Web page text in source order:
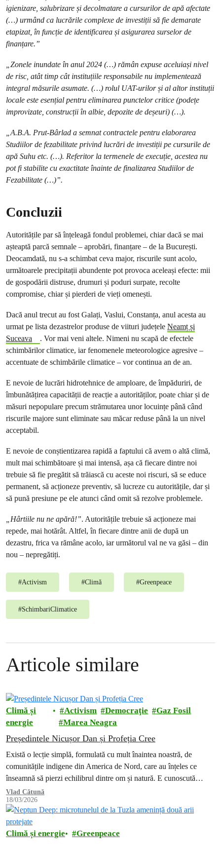
igienizare, salubrizare și decolmatare a cursurilor de apă afectate
(…) urmând ca lucrările complexe de investiții să fie demarate
etapizat, în funcție de identificarea și asigurarea surselor de
finanțare.”
„Zonele inundate în anul 2024 (…) rămân expuse aceluiași nivel
de risc, atât timp cât instituțiile responsabile nu implementează
integral măsurile asumate. (…) rolul UAT-urilor și al altor instituții
locale este esențial pentru eliminarea punctelor critice (podețe
improvizate, construcții în albie, depozite de deșeuri) (…).
„A.B.A. Prut-Bârlad a semnat contractele pentru elaborarea
Studiilor de fezabilitate privind lucrări de investiții pe cursurile de
apă Suhu etc. (…). Referitor la termenele de execuție, acestea nu
pot fi stabilite cu exactitate înainte de finalizarea Studiilor de
Fezabilitate (…)”.
Concluzii
Autoritățile par să înțeleagă fondul problemei, chiar dacă se mai
așteaptă parcă semnale – aprobări, finanțare – de la București.
Deocamdată, nu s-a schimbat ceva major, riscurile sunt acolo,
următoarele precipitații abundente pot provoca aceleași efecte: mii
de gospodării distruse, drumuri și poduri surpate, recolte
compromise, chiar și pierderi de vieți omenești.
Dacă anul trecut au fost Galați, Vaslui, Constanța, anul acesta au
urmat pe lista dezastrelor produse de viituri județele Neamț și
Suceava
. Vor mai veni altele. Nimeni nu scapă de efectele
schimbărilor climatice, iar fenomenele meteorologice agresive –
accentuate de schimbările climatice – vor continua an de an.
E nevoie de lucrări hidrotehnice de amploare, de împăduriri, de
îmbunătățirea capacității de reacție a autorităților, poate chiar și de
măsuri nepopulare precum strămutarea unor locuințe până când
riscurile majore sunt eliminate sau măcar reduse până la un nivel
acceptabil.
E nevoie de conștientizarea rapidă a faptului că avem o altă climă,
mult mai schimbătoare și mai intensă, așa că fiecare dintre noi
trebuie să fie pregătit să trăiască cu aceste noi riscuri, să se educe
permanent, să acționeze preventiv, să lucreze cu autoritățile, dar și
să pună presiune pe ele atunci când omit să rezolve problemele.
„Hârtiile nu ne apără!”. Autoritățile trebuie să acționeze mai
repede, mai hotărât. Altfel, în fiecare dintre anii de după un
dezastru, frica va rămâne acolo, iar următorul val ne va găsi – din
nou – nepregătiți.
#Activism #Climă #Greenpeace
#SchimbariClimatice
Articole similare
Climă și
energie
Activism Democraţie
Gaz Fosil
Marea Neagra
Președintele Nicușor Dan și Profeția Cree
Există o lecție simplă, formulată cu mult înaintea noastră, de
comunitățile indigene din America de Nord, care au înțeles ce
înseamnă să pierzi echilibrul dintre om și natură. E cunoscută…
Vlad Cătună
18/03/2026
Climă și energie Greenpeace